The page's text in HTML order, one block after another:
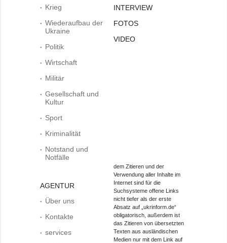
Krieg
Wiederaufbau der
Ukraine
Politik
Wirtschaft
Militär
Gesellschaft und
Kultur
Sport
Kriminalität
Notstand und
Notfälle
AGENTUR
Über uns
Kontakte
services
INTERVIEW
FOTOS
VIDEO
dem Zitieren und der
Verwendung aller Inhalte im
Internet sind für die
Suchsysteme offene Links
nicht tiefer als der erste
Absatz auf „ukrinform.de“
obligatorisch, außerdem ist
das Zitieren von übersetzten
Texten aus ausländischen
Medien nur mit dem Link auf